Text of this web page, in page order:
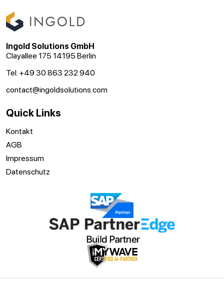
Ingold Solutions GmbH
Clayallee 175 14195 Berlin
Tel. +49 30 863 232 940
contact@ingoldsolutions.com
Quick Links
Kontakt
AGB
Impressum
Datenschutz